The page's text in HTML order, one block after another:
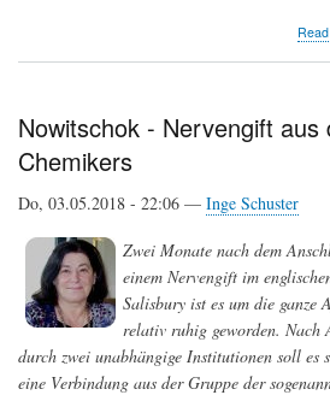
Nowitschok - Nervengift aus
Chemikers
Do, 03.05.2018 - 22:06 — Inge Schuster
Zwei Monate nach dem
einem Nervengift im
Salisbury ist es um die ganze
relativ ruhig geworden. Nach
durch zwei unabhängige Institutionen soll es
eine Verbindung aus der Gruppe der